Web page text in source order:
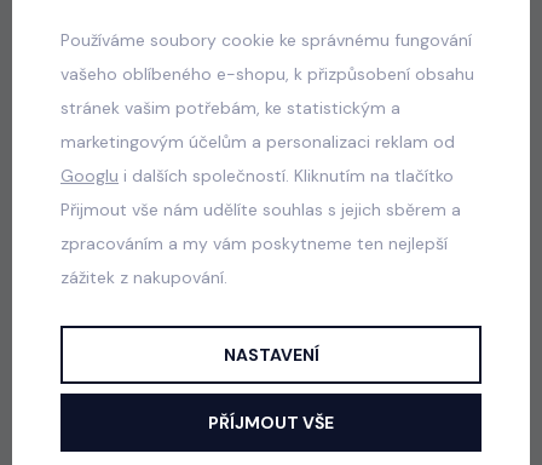
Letní mušelínový komplet
skladem
395 Kč
Army streetwear komplet
Popis Jak vybrat správnou velikost?
Používáme soubory cookie ke správnému fungování
vašeho oblíbeného e-shopu, k přizpůsobení obsahu
stránek vašim potřebám, ke statistickým a
marketingovým účelům a personalizaci reklam od
Googlu i dalších společností. Kliknutím na tlačítko
Přijmout vše nám udělíte souhlas s jejich sběrem a
zpracováním a my vám poskytneme ten nejlepší
zážitek z nakupování.
NASTAVENÍ
PŘÍJMOUT VŠE